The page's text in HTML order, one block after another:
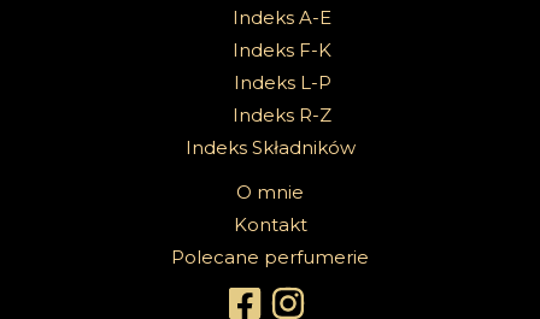
Indeks A-E
Indeks F-K
Indeks L-P
Indeks R-Z
Indeks Składników
O mnie
Kontakt
Polecane perfumerie